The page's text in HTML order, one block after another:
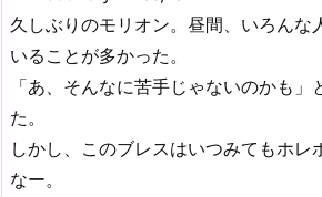
久しぶりのモリオン。昼間、いろんな
いることが多かった。
「あ、そんなに苦手じゃないのかも」
た。
しかし、このブレスはいつみてもホレ
なー。